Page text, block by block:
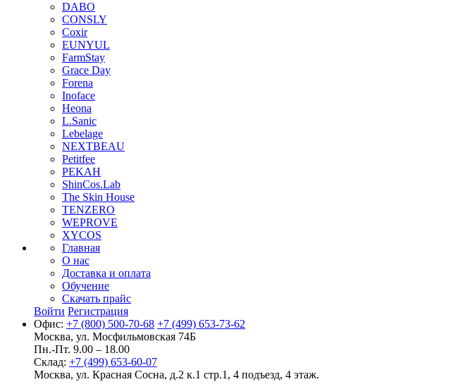
DABO
CONSLY
Coxir
EUNYUL
FarmStay
Grace Day
Forena
Inoface
Heona
L.Sanic
Lebelage
NEXTBEAU
Petitfee
PEKAH
ShinCos.Lab
The Skin House
TENZERO
WEPROVE
XYCOS
Главная
О нас
Доставка и оплата
Обучение
Скачать прайс
Войти Регистрация
Офис: +7 (800) 500-70-68 +7 (499) 653-73-62
Москва, ул. Мосфильмовская 74Б
Пн.-Пт. 9.00 – 18.00
Склад: +7 (499) 653-60-07
Москва, ул. Красная Сосна, д.2 к.1 стр.1, 4 подъезд, 4 этаж.